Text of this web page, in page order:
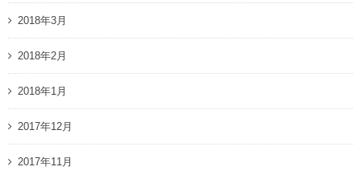
2018年3月
2018年2月
2018年1月
2017年12月
2017年11月